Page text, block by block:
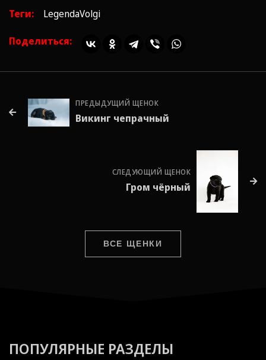
Теги: LegendaVolgi
Поделиться:
ПРЕДЫДУЩИЙ ЩЕНОК
Викинг чепрачный
СЛЕДУЮЩИЙ ЩЕНОК
Гром чёрный
ВСЕ ЩЕНКИ
ПОПУЛЯРНЫЕ РАЗДЕЛЫ